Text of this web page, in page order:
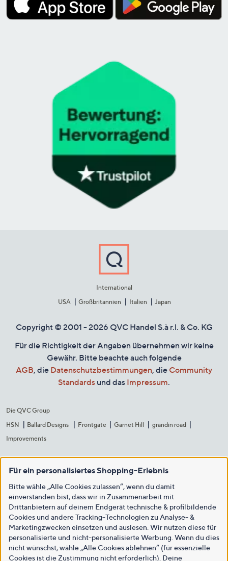
International
USA
Großbritannien Italien Japan
Copyright © 2001 - 2026 QVC Handel S.à r.l. & Co. KG
Für die Richtigkeit der Angaben übernehmen wir keine
Gewähr. Bitte beachte auch folgende
AGB, die Datenschutzbestimmungen, die Community
Standards und das Impressum.
Die QVC Group
HSN
Ballard Designs Frontgate Garnet Hill
grandin road
Improvements
Für ein personalisiertes Shopping-Erlebnis
Bitte wähle „Alle Cookies zulassen“, wenn du damit
einverstanden bist, dass wir in Zusammenarbeit mit
Drittanbietern auf deinem Endgerät technische & profilbildende
Cookies und andere Tracking-Technologien zu Analyse- &
Marketingzwecken einsetzen und auslesen. Wir nutzen diese für
personalisierte und nicht-personalisierte Werbung. Wenn du dies
nicht wünschst, wähle „Alle Cookies ablehnen“ (für essenzielle
Cookies ist die Zustimmung nicht erforderlich). Deine